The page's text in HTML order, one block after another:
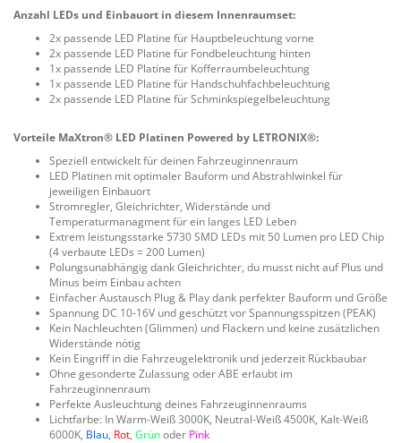
Anzahl LEDs und Einbauort in diesem Innenraumset:
2x passende LED Platine für Hauptbeleuchtung vorne
2x passende LED Platine für Fondbeleuchtung hinten
1x passende LED Platine für Kofferraumbeleuchtung
1x passende LED Platine für Handschuhfachbeleuchtung
2x passende LED Platine für Schminkspiegelbeleuchtung
Vorteile MaXtron® LED Platinen Powered by LETRONIX®:
Speziell entwickelt für deinen Fahrzeuginnenraum
LED Platinen mit optimaler Bauform und Abstrahlwinkel für
jeweiligen Einbauort
Stromregler, Gleichrichter, Widerstände und
Temperaturmanagment für ein langes LED Leben
Extrem leistungsstarke 5730 SMD LEDs mit 50 Lumen pro LED Chip
(4 verbaute LEDs = 200 Lumen)
Polungsunabhängig dank Gleichrichter, du musst nicht auf Plus und
Minus beim Einbau achten
Einfacher Austausch Plug & Play dank perfekter Bauform und Größe
Spannung DC 10-16V und geschützt vor Spannungsspitzen (PEAK)
Kein Nachleuchten (Glimmen) und Flackern und keine zusätzlichen
Widerstände nötig
Kein Eingriff in die Fahrzeugelektronik und jederzeit Rückbaubar
Ohne gesonderte Zulassung oder ABE erlaubt im
Fahrzeuginnenraum
Perfekte Ausleuchtung deines Fahrzeuginnenraums
Lichtfarbe: In Warm-Weiß 3000K, Neutral-Weiß 4500K, Kalt-Weiß
6000K, Blau, Rot, Grünoder Pink